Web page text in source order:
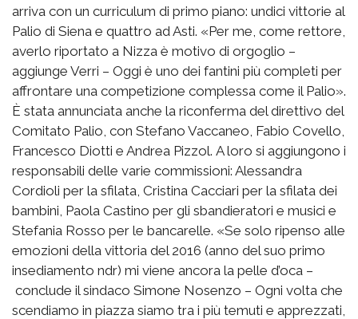
arriva con un curriculum di primo piano: undici vittorie al
Palio di Siena e quattro ad Asti. «Per me, come rettore,
averlo riportato a Nizza è motivo di orgoglio –
aggiunge Verri – Oggi è uno dei fantini più completi per
affrontare una competizione complessa come il Palio».
È stata annunciata anche la riconferma del direttivo del
Comitato Palio, con Stefano Vaccaneo, Fabio Covello,
Francesco Diotti e Andrea Pizzol. A loro si aggiungono i
responsabili delle varie commissioni: Alessandra
Cordioli per la sfilata, Cristina Cacciari per la sfilata dei
bambini, Paola Castino per gli sbandieratori e musici e
Stefania Rosso per le bancarelle. «Se solo ripenso alle
emozioni della vittoria del 2016 (anno del suo primo
insediamento ndr) mi viene ancora la pelle d’oca –
conclude il sindaco Simone Nosenzo – Ogni volta che
scendiamo in piazza siamo tra i più temuti e apprezzati,